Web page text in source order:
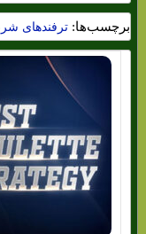
برچسب‌ها: ترفندهای